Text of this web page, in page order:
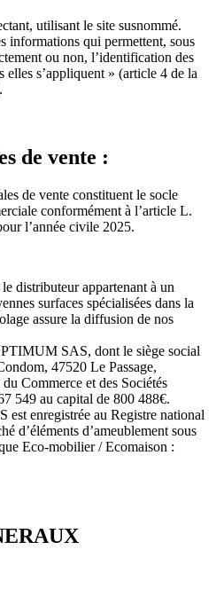
utilisant le site susnommé.
informations qui permettent, sous
ou non, l’identification des
elles s’appliquent » (article 4 de la
de vente :
de vente constituent le socle
conformément à l’article L.
l’année civile 2025.
le distributeur appartenant à un
surfaces spécialisées dans la
assure la diffusion de nos
SAS, dont le siège social
47520 Le Passage,
Commerce et des Sociétés
549 au capital de 800 488€.
est enregistrée au Registre national
d’éléments d’ameublement sous
Eco-mobilier / Ecomaison :